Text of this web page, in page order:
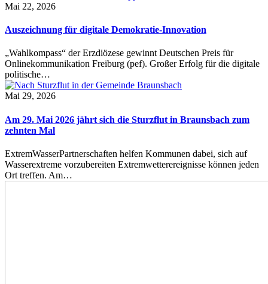
Mai 22, 2026
Auszeichnung für digitale Demokratie-Innovation
„Wahlkompass“ der Erzdiözese gewinnt Deutschen Preis für
Onlinekommunikation Freiburg (pef). Großer Erfolg für die digitale
politische…
Mai 29, 2026
Am 29. Mai 2026 jährt sich die Sturzflut in Braunsbach zum
zehnten Mal
ExtremWasserPartnerschaften helfen Kommunen dabei, sich auf
Wasserextreme vorzubereiten Extremwetterereignisse können jeden
Ort treffen. Am…